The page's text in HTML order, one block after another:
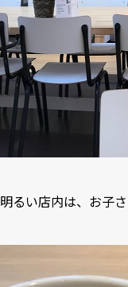
明るい店内は、お子